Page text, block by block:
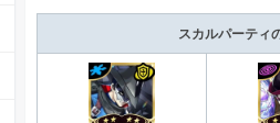
スカルパーティ